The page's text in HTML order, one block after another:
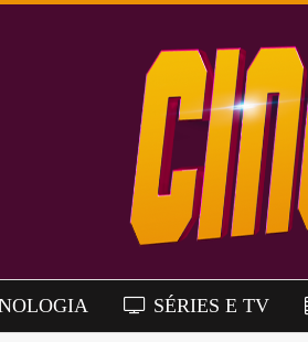
SÉRIES E TV